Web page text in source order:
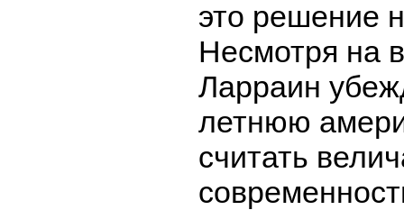
это решение
Несмотря на
Ларраин
летнюю
считать